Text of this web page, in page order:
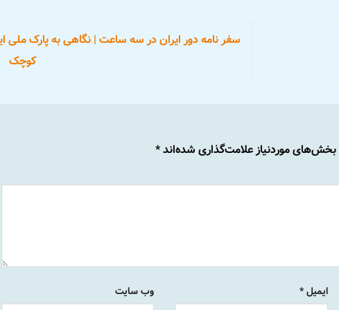
سفر نامه دور ایران در سه ساعت | نگاهی به پارک ملی
کوچک
بخش‌های موردنیاز علامت‌گذاری شده‌اند*
ایمیل* وب‌ سایت